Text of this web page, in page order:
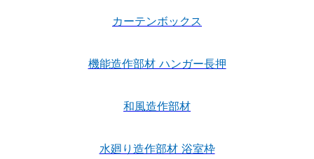
カーテンボックス
機能造作部材 ハンガー長押
和風造作部材
水廻り造作部材 浴室枠